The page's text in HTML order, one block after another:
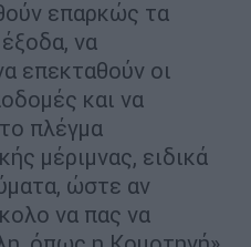
επαρκώς τα
να
επεκταθούν οι
και να
πλέγμα
μέριμνας, ειδικά
ώστε αν
να πας να